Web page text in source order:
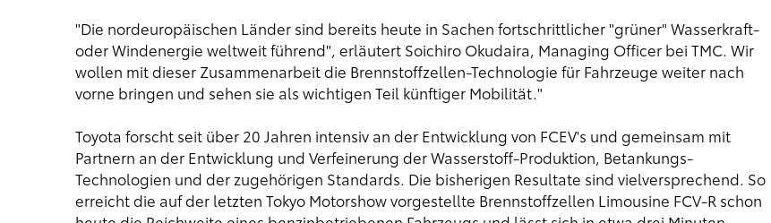
"Die nordeuropäischen Länder sind bereits heute in Sachen fortschrittlicher "grüner" Wasserkraft-
oder Windenergie weltweit führend", erläutert Soichiro Okudaira, Managing Officer bei TMC. Wir
wollen mit dieser Zusammenarbeit die Brennstoffzellen-Technologie für Fahrzeuge weiter nach
vorne bringen und sehen sie als wichtigen Teil künftiger Mobilität."
Toyota forscht seit über 20 Jahren intensiv an der Entwicklung von FCEV's und gemeinsam mit
Partnern an der Entwicklung und Verfeinerung der Wasserstoff-Produktion, Betankungs-
Technologien und der zugehörigen Standards. Die bisherigen Resultate sind vielversprechend. So
erreicht die auf der letzten Tokyo Motorshow vorgestellte Brennstoffzellen Limousine FCV-R schon